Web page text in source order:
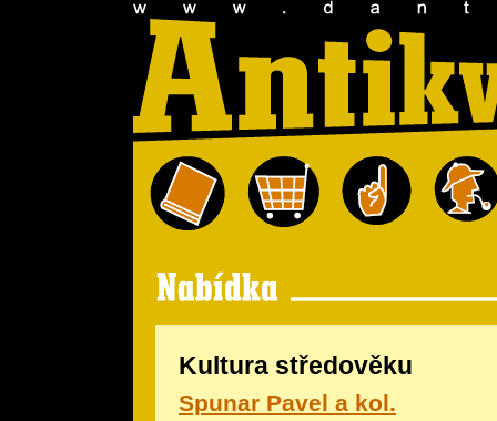
Kultura středověku
Spunar Pavel a kol.